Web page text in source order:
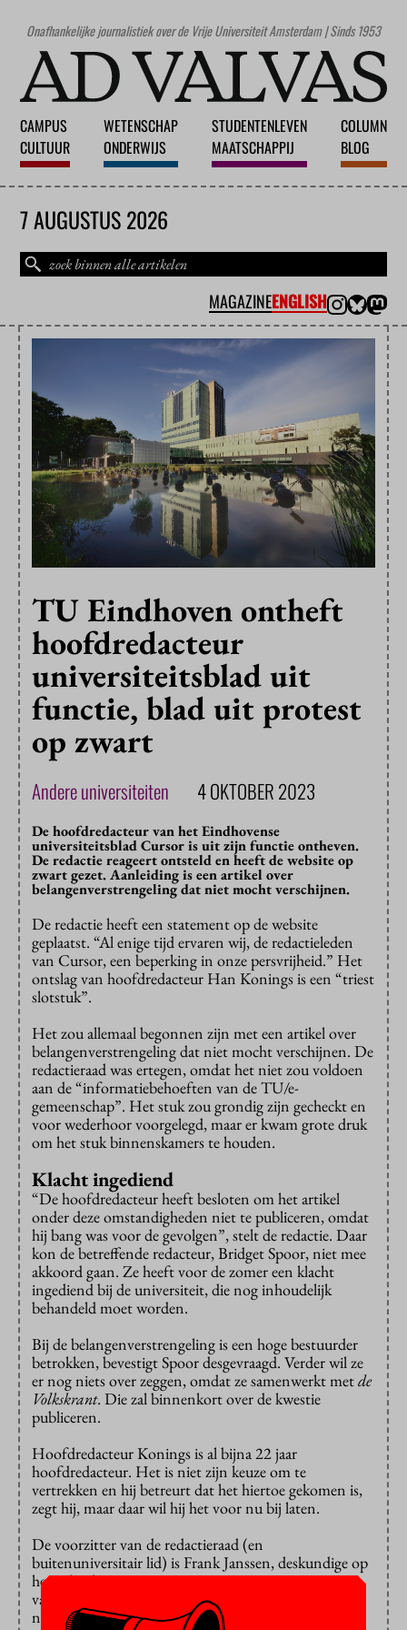
Onafhankelijke journalistiek over de Vrije Universiteit Amsterdam | Sinds 1953
CAMPUS
CULTUUR
WETENSCHAP
ONDERWIJS
STUDENTENLEVEN
MAATSCHAPPIJ
COLUMN
BLOG
7 AUGUSTUS 2026
MAGAZINEENGLISH
TU Eindhoven ontheft
hoofdredacteur
universiteitsblad uit
functie, blad uit protest
op zwart
Andere universiteiten 4 OKTOBER 2023
De hoofdredacteur van het Eindhovense
universiteitsblad Cursor is uit zijn functie ontheven.
De redactie reageert ontsteld en heeft de website op
zwart gezet. Aanleiding is een artikel over
belangenverstrengeling dat niet mocht verschijnen.
De redactie heeft een statement op de website
geplaatst. “Al enige tijd ervaren wij, de redactieleden
van Cursor, een beperking in onze persvrijheid.” Het
ontslag van hoofdredacteur Han Konings is een “triest
slotstuk”.
Het zou allemaal begonnen zijn met een artikel over
belangenverstrengeling dat niet mocht verschijnen. De
redactieraad was ertegen, omdat het niet zou voldoen
aan de “informatiebehoeften van de TU/e-
gemeenschap”. Het stuk zou grondig zijn gecheckt en
voor wederhoor voorgelegd, maar er kwam grote druk
om het stuk binnenskamers te houden.
Klacht ingediend
“De hoofdredacteur heeft besloten om het artikel
onder deze omstandigheden niet te publiceren, omdat
hij bang was voor de gevolgen”, stelt de redactie. Daar
kon de betreffende redacteur, Bridget Spoor, niet mee
akkoord gaan. Ze heeft voor de zomer een klacht
ingediend bij de universiteit, die nog inhoudelijk
behandeld moet worden.
Bij de belangenverstrengeling is een hoge bestuurder
betrokken, bevestigt Spoor desgevraagd. Verder wil ze
er nog niets over zeggen, omdat ze samenwerkt metde
Volkskrant. Die zal binnenkort over de kwestie
publiceren.
Hoofdredacteur Konings is al bijna 22 jaar
hoofdredacteur. Het is niet zijn keuze om te
vertrekken en hij betreurt dat het hiertoe gekomen is,
zegt hij, maar daar wil hij het voor nu bij laten.
De voorzitter van de redactieraad (en
buitenuniversitair lid) is Frank Janssen, deskundige op
het gebied van reputatie en strategie. Hij was
vanmorgen niet bereikbaar. Ook de TU Eindhoven
nam de telefoon niet op.